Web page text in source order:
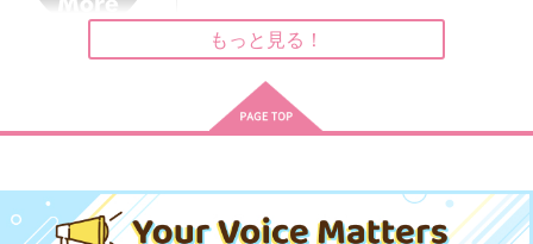
サンプル
作品詳細
もっと見る！